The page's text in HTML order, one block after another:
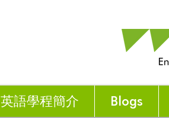
英語學程簡介 Blogs